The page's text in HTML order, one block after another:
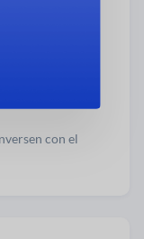
con el